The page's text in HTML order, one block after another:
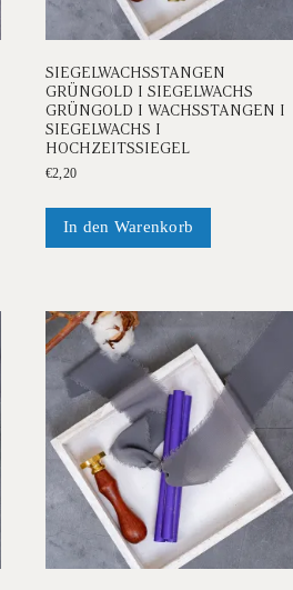
SIEGELWACHSSTANGEN
GRÜNGOLD I SIEGELWACHS
GRÜNGOLD I WACHSSTANGEN I
SIEGELWACHS I
HOCHZEITSSIEGEL
€2,20
In den Warenkorb